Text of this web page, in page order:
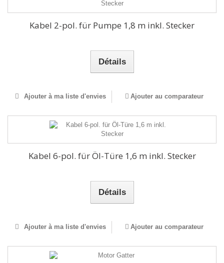
Kabel 2-pol. für Pumpe 1,8 m inkl. Stecker
Détails
Ajouter à ma liste d'envies Ajouter au comparateur
Kabel 6-pol. für Öl-Türe 1,6 m inkl. Stecker
Détails
Ajouter à ma liste d'envies Ajouter au comparateur